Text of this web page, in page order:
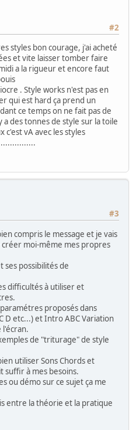
#2
styles bon courage, j'ai acheté
et vite laisser tomber faire
a la rigueur et encore faut
. Style works n'est pas en
qui est hard ça prend un
ce temps on ne fait pas de
des tonnes de style sur la toile
c'est vA avec les styles
#3
compris le message et je vais
moi-même mes propres
ses possibilités de
difficultés à utiliser et
proposés dans
D etc...) et Intro ABC Variation
l'écran.
de "triturage" de style
utiliser Sons Chords et
suffir à mes besoins.
ou démo sur ce sujet ça me
entre la théorie et la pratique